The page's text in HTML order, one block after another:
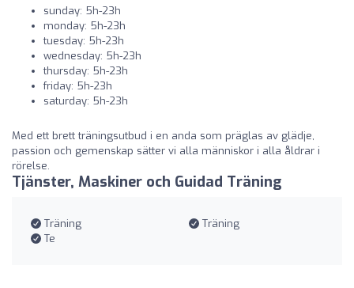
sunday: 5h-23h
monday: 5h-23h
tuesday: 5h-23h
wednesday: 5h-23h
thursday: 5h-23h
friday: 5h-23h
saturday: 5h-23h
Med ett brett träningsutbud i en anda som präglas av glädje,
passion och gemenskap sätter vi alla människor i alla åldrar i
rörelse.
Tjänster, Maskiner och Guidad Träning
Träning
Träning
Te